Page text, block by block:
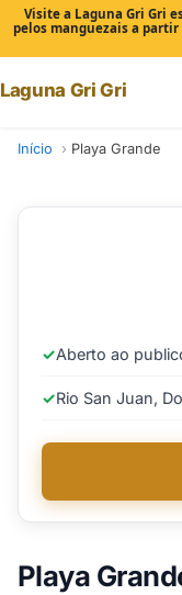
Visite a Laguna Gri Gri
pelos manguezais a
Laguna Gri Gri
Início Playa Grande
Playa
✓Aberto ao
✓Rio San Juan,